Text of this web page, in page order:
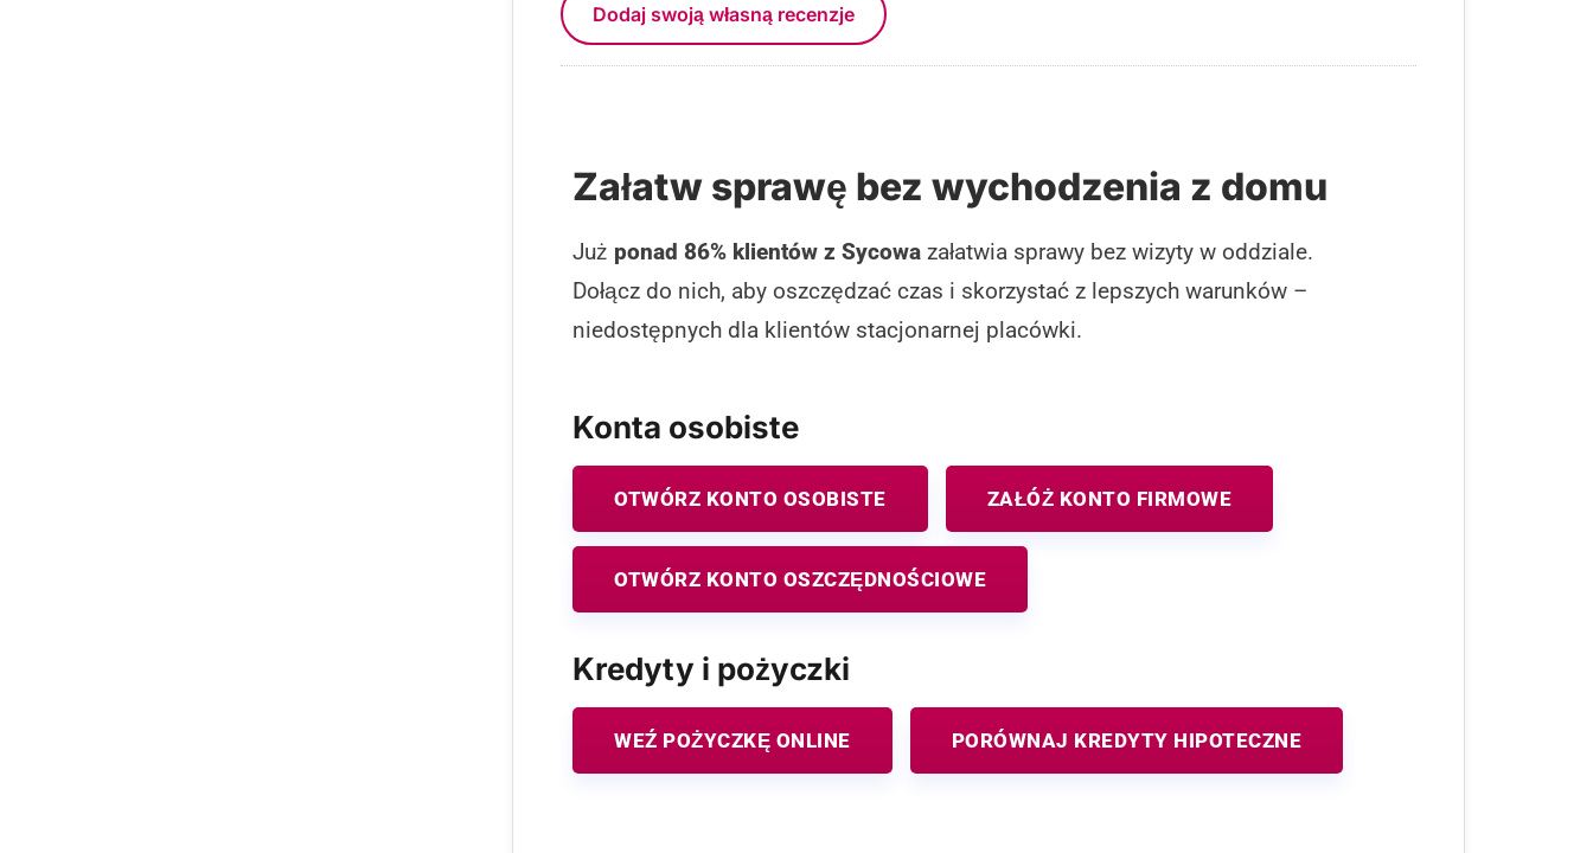
Dodaj swoją własną recenzje
Załatw sprawę bez wychodzenia z domu
Już ponad 86% klientów z Sycowa załatwia sprawy bez wizyty w oddziale.
Dołącz do nich, aby oszczędzać czas i skorzystać z lepszych warunków –
niedostępnych dla klientów stacjonarnej placówki.
Konta osobiste
OTWÓRZ KONTO OSOBISTE ZAŁÓŻ KONTO FIRMOWE
OTWÓRZ KONTO OSZCZĘDNOŚCIOWE
Kredyty i pożyczki
WEŹ POŻYCZKĘ ONLINE PORÓWNAJ KREDYTY HIPOTECZNE